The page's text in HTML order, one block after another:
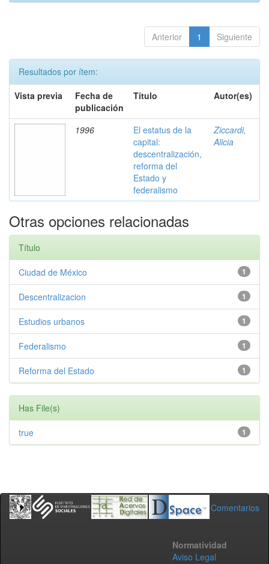
Anterior 1 Siguiente
Resultados por ítem:
Vista previa
Fecha de
publicación
Título Autor(es)
1996
El estatus de la
capital:
descentralización,
reforma del
Estado y
federalismo
Ziccardi,
Alicia
Otras opciones relacionadas
Título
1
Ciudad de México
1
Descentralizacion
1
Estudios urbanos
1
Federalismo
1
Reforma del Estado
Has File(s)
1
true
Comentarios
Normatividad
Aviso Legal